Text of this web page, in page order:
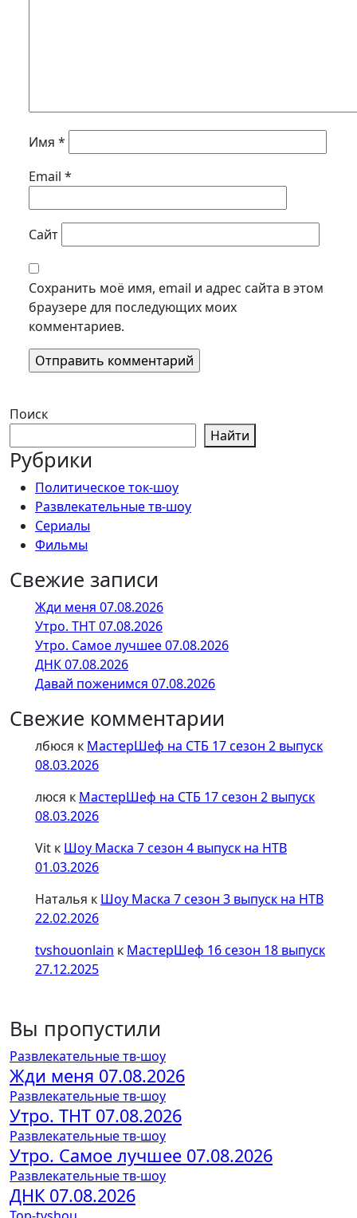
Имя *
Email *
Сайт
Сохранить моё имя, email и адрес сайта в этом
браузере для последующих моих
комментариев.
Поиск
Найти
Рубрики
Политическое ток-шоу
Развлекательные тв-шоу
Сериалы
Фильмы
Свежие записи
Жди меня 07.08.2026
Утро. ТНТ 07.08.2026
Утро. Самое лучшее 07.08.2026
ДНК 07.08.2026
Давай поженимся 07.08.2026
Свежие комментарии
лбюся к МастерШеф на СТБ 17 сезон 2 выпуск
08.03.2026
люся к МастерШеф на СТБ 17 сезон 2 выпуск
08.03.2026
Vit к Шоу Маска 7 сезон 4 выпуск на НТВ
01.03.2026
Наталья к Шоу Маска 7 сезон 3 выпуск на НТВ
22.02.2026
tvshouonlain к МастерШеф 16 сезон 18 выпуск
27.12.2025
Вы пропустили
Развлекательные тв-шоу
Жди меня 07.08.2026
Развлекательные тв-шоу
Утро. ТНТ 07.08.2026
Развлекательные тв-шоу
Утро. Самое лучшее 07.08.2026
Развлекательные тв-шоу
ДНК 07.08.2026